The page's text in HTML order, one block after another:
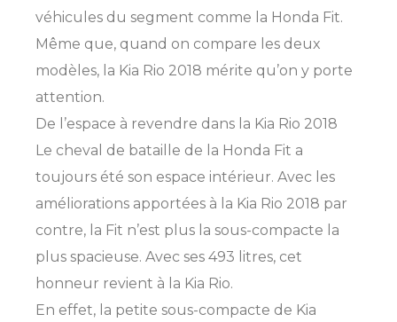
véhicules du segment comme la Honda Fit.
Même que, quand on compare les deux
modèles, la Kia Rio 2018 mérite qu’on y porte
attention.
De l’espace à revendre dans la Kia Rio 2018
Le cheval de bataille de la Honda Fit a
toujours été son espace intérieur. Avec les
améliorations apportées à la Kia Rio 2018 par
contre, la Fit n’est plus la sous-compacte la
plus spacieuse. Avec ses 493 litres, cet
honneur revient à la Kia Rio.
En effet, la petite sous-compacte de Kia